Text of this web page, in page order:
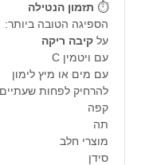
⏱️ תזמון הנטילה
הספיגה הטובה ביותר:
על קיבה ריקה
עם ויטמין C
עם מים או מיץ לימון
להרחיק לפחות
קפה
תה
מוצרי חלב
סידן